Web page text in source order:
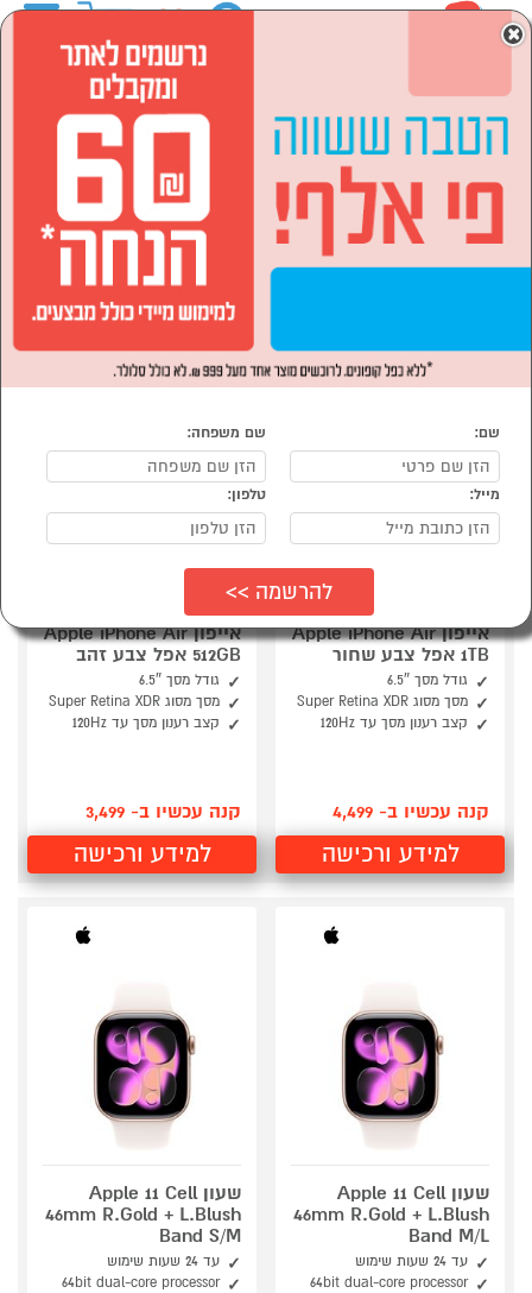
הסתר רשימת קטגוריות
סמארטפונים, שעונים חכמים
ואביזרים (107)
מחשבים וציוד היקפי (6)
Apple אפל
נמצאו 113 מוצרי Apple אפל
אייפון Apple iPhone Air
1TB אפל צבע שחור
גודל מסך 6.5″
מסך מסוג Super Retina XDR
קצב רענון מסך עד 120Hz
קנה עכשיו ב- 4,499
למידע ורכישה
אייפון Apple iPhone Air
512GB אפל צבע זהב
גודל מסך 6.5″
מסך מסוג Super Retina XDR
קצב רענון מסך עד 120Hz
קנה עכשיו ב- 3,499
למידע ורכישה
שעון Apple 11 Cell
46mm R.Gold + L.Blush
Band M/L
עד 24 שעות שימוש
64bit dual-core processor
שעון Apple 11 Cell
46mm R.Gold + L.Blush
Band S/M
עד 24 שעות שימוש
64bit dual-core processor
×
שם: שם משפחה:
מייל: טלפון: